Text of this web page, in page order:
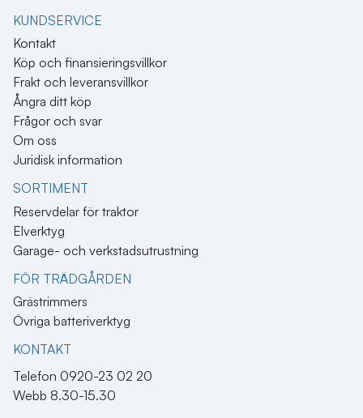
KUNDSERVICE
Kontakt
Köp och finansieringsvillkor
Frakt och leveransvillkor
Ångra ditt köp
Frågor och svar
Om oss
Juridisk information
SORTIMENT
Reservdelar för traktor
Elverktyg
Garage- och verkstadsutrustning
FÖR TRÄDGÅRDEN
Grästrimmers
Övriga batteriverktyg
KONTAKT​
Telefon 0920-23 02 20
Webb 8.30-15.30